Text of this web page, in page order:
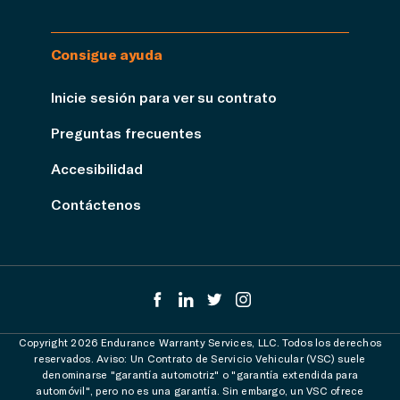
Consigue ayuda
Inicie sesión para ver su contrato
Preguntas frecuentes
Accesibilidad
Contáctenos
Copyright 2026 Endurance Warranty Services, LLC. Todos los derechos
reservados. Aviso: Un Contrato de Servicio Vehicular (VSC) suele
denominarse "garantía automotriz" o "garantía extendida para
automóvil", pero no es una garantía. Sin embargo, un VSC ofrece